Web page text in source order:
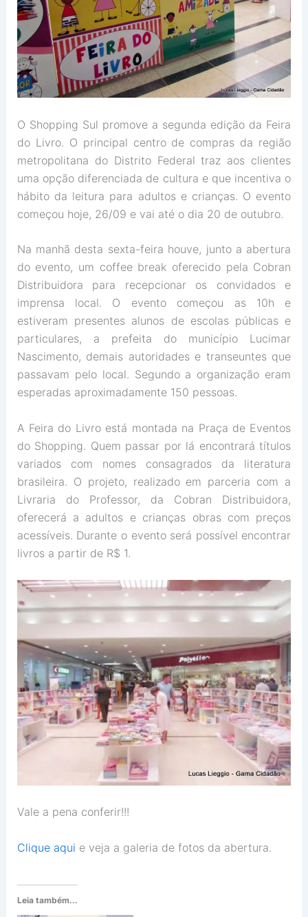
O Shopping Sul promove a segunda edição da Feira
do Livro. O principal centro de compras da região
metropolitana do Distrito Federal traz aos clientes
uma opção diferenciada de cultura e que incentiva o
hábito da leitura para adultos e crianças. O evento
começou hoje, 26/09 e vai até o dia 20 de outubro.
Na manhã desta sexta-feira houve, junto a abertura
do evento, um coffee break oferecido pela Cobran
Distribuidora para recepcionar os convidados e
imprensa local. O evento começou as 10h e
estiveram presentes alunos de escolas públicas e
particulares, a prefeita do município Lucimar
Nascimento, demais autoridades e transeuntes que
passavam pelo local. Segundo a organização eram
esperadas aproximadamente 150 pessoas.
A Feira do Livro está montada na Praça de Eventos
do Shopping. Quem passar por lá encontrará títulos
variados com nomes consagrados da literatura
brasileira. O projeto, realizado em parceria com a
Livraria do Professor, da Cobran Distribuidora,
oferecerá a adultos e crianças obras com preços
acessíveis. Durante o evento será possível encontrar
livros a partir de R$ 1.
Vale a pena conferir!!!
Clique aqui e veja a galeria de fotos da abertura.
Leia também...